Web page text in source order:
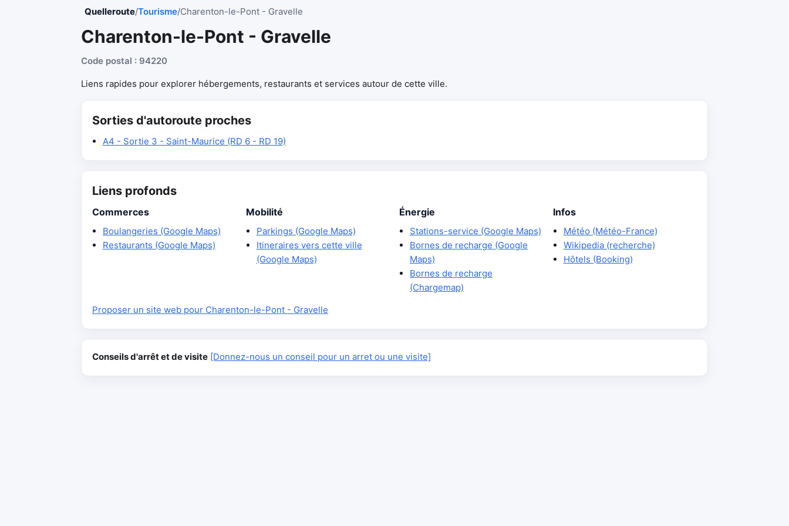
Quelleroute/Tourisme/Charenton-le-Pont - Gravelle
Charenton-le-Pont - Gravelle
Code postal : 94220
Liens rapides pour explorer hébergements, restaurants et services autour de cette ville.
Sorties d'autoroute proches
A4 - Sortie 3 - Saint-Maurice (RD 6 - RD 19)
Liens profonds
Commerces
Boulangeries (Google Maps)
Restaurants (Google Maps)
Mobilité
Parkings (Google Maps)
Itineraires vers cette ville
(Google Maps)
Énergie
Stations-service (Google Maps)
Bornes de recharge (Google
Maps)
Bornes de recharge
(Chargemap)
Infos
Météo (Météo-France)
Wikipedia (recherche)
Hôtels (Booking)
Proposer un site web pour Charenton-le-Pont - Gravelle
Conseils d'arrêt et de visite [Donnez-nous un conseil pour un arret ou une visite]